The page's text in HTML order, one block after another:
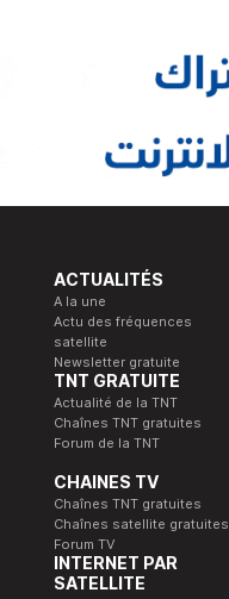
ACTUALITÉS
A la une
Actu des fréquences
satellite
Newsletter gratuite
TNT GRATUITE
Actualité de la TNT
Chaînes TNT gratuites
Forum de la TNT
CHAINES TV
Chaînes TNT gratuites
Chaînes satellite gratuites
Forum TV
INTERNET PAR
SATELLITE